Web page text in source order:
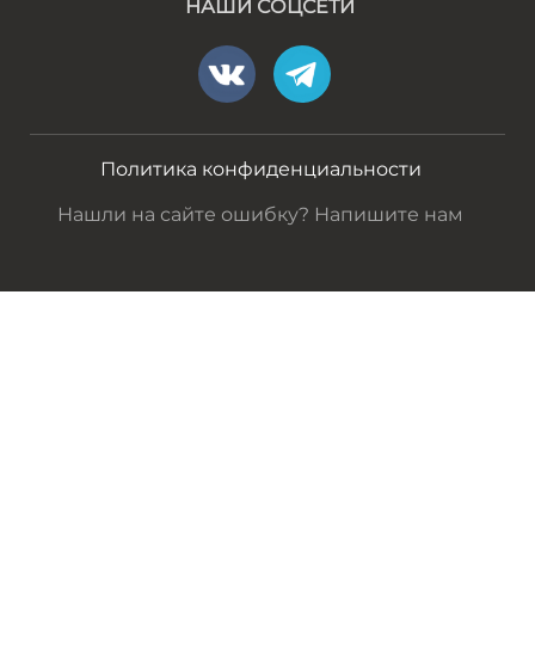
НАШИ СОЦСЕТИ
Политика конфиденциальности
Нашли на сайте ошибку? Напишите нам